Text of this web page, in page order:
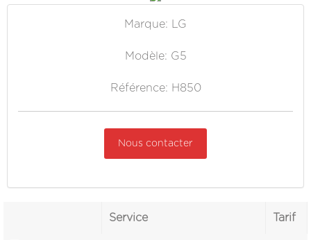
Marque: LG
Modèle: G5
Référence: H850
Nous contacter
Service Tarif